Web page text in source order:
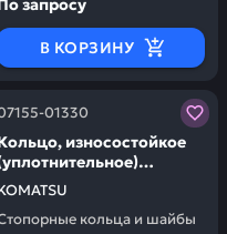
запросу
В КОРЗИНУ
получаете гарантию
01330
износостойкое
07155-01330
кольца и шайбы
запчасти у